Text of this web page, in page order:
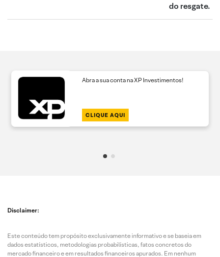
do resgate.
Abra a sua conta na XP Investimentos!
CLIQUE AQUI
Disclaimer:
Este conteúdo tem propósito exclusivamente informativo e se baseia em
dados estatísticos, metodologias probabilísticas, fatos concretos do
mercado financeiro e em resultados financeiros apurados. Em nenhum